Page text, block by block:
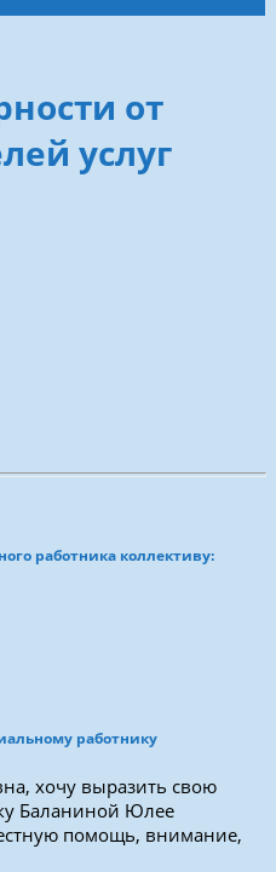
от
услуг
работника коллективу:
работнику
хочу выразить свою
Баланиной Юлее
помощь, внимание,